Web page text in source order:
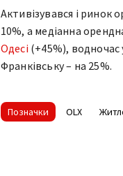
Активізувався і ринок
10%, а медіанна
Одесі(+45%), водночас
Франківську – на 25%.
Позначки OLX